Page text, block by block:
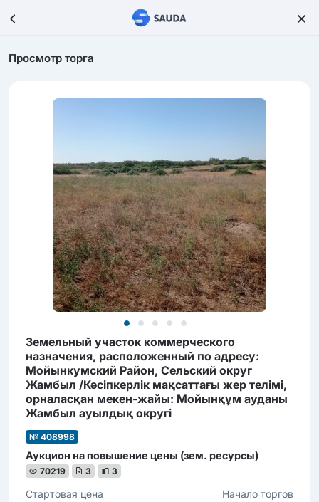
Просмотр торга
Земельный участок коммерческого
назначения, расположенный по адресу:
Мойынкумский Район, Сельский округ
Жамбыл /Кәсіпкерлік мақсаттағы жер телімі,
орналасқан мекен-жайы: Мойынқұм ауданы
Жамбыл ауылдық округі
№ 408998
Аукцион на повышение цены (зем. ресурсы)
70219 3 3
Стартовая цена Начало торгов